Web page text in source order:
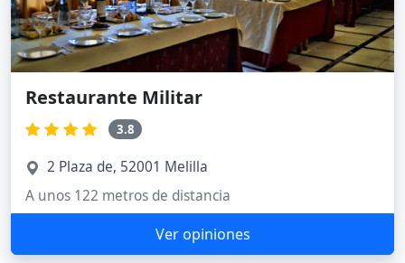
Restaurante Militar
3.8
2 Plaza de, 52001 Melilla
A unos 122 metros de distancia
Ver opiniones